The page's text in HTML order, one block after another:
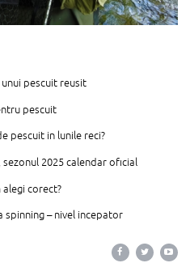
pescuit reusit
pescuit
pescuit in lunile reci?
2025 calendar oficial
corect?
– nivel incepator